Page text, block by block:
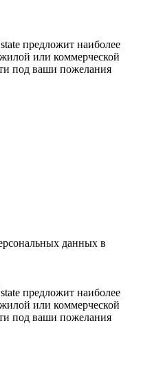
предложит наиболее
или коммерческой
под ваши пожелания
данных в
предложит наиболее
или коммерческой
под ваши пожелания